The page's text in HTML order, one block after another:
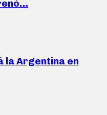
la Argentina en